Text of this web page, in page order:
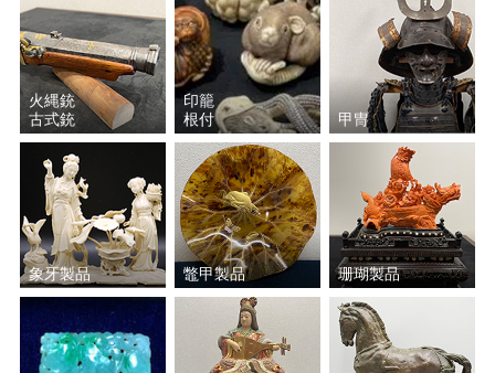
火縄銃
古式銃
印籠
根付
甲冑
象牙製品 鼈甲製品 珊瑚製品